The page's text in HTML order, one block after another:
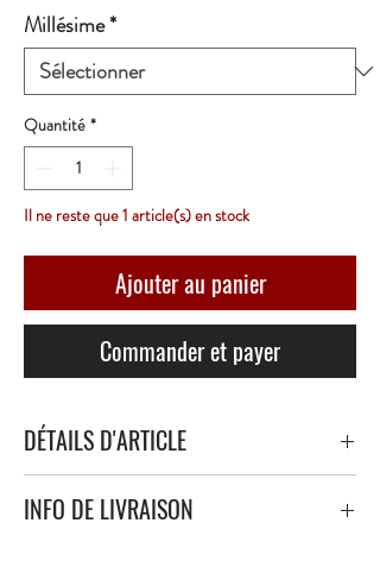
Millésime*
Quantité *
Il ne reste que 1 article(s) en stock
Ajouter au panier
Commander et payer
DÉTAILS D'ARTICLE
INFO DE LIVRAISON